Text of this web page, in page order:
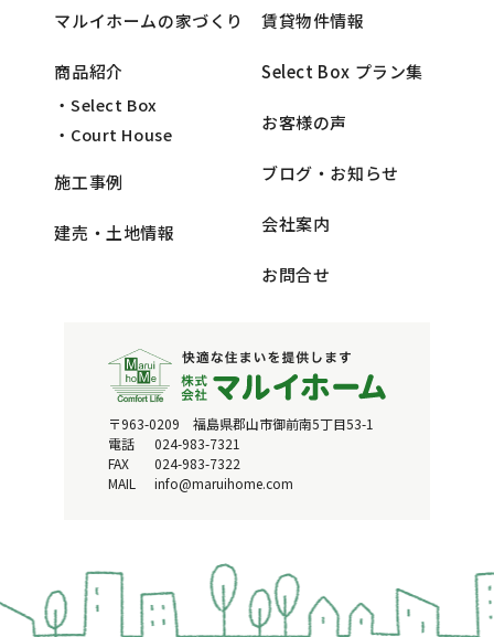
〒963-0209 福島県郡山市御前南5丁目53-1
電話
024-983-7321
FAX
024-983-7322
MAIL
info@maruihome.com
マルイホームの家づくり
商品紹介
・Select Box
・Court House
施工事例
建売・土地情報
賃貸物件情報
Select Box プラン集
お客様の声
ブログ・お知らせ
会社案内
お問合せ